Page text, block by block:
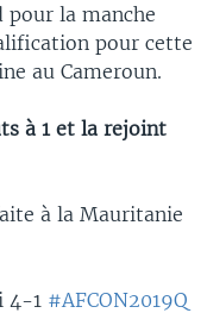
pour la manche
pour cette
au Cameroun.
à 1 et la rejoint
à la Mauritanie
4-1 #AFCON2019Q